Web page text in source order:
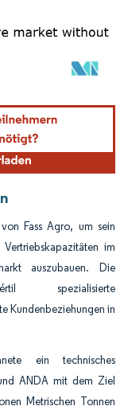
Namensnennung gemäß
Fass Agro, um sein
im
auszubauen. Die
spezialisierte
Kundenbeziehungen in
ein technisches
ANDA mit dem Ziel
Metrischen Tonnen